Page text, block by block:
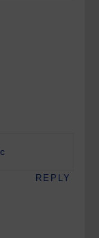
REPLY